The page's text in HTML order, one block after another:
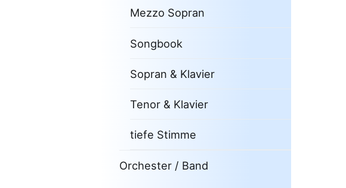
Mezzo Sopran
Songbook
Sopran & Klavier
Tenor & Klavier
tiefe Stimme
Orchester / Band